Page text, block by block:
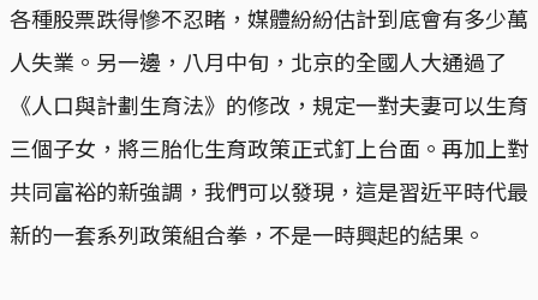
各種股票跌得慘不忍睹，媒體紛紛估計到底會有多少萬
人失業。另一邊，八月中旬，北京的全國人大通過了
《人口與計劃生育法》的修改，規定一對夫妻可以生育
三個子女，將三胎化生育政策正式釘上台面。再加上對
共同富裕的新強調，我們可以發現，這是習近平時代最
新的一套系列政策組合拳，不是一時興起的結果。